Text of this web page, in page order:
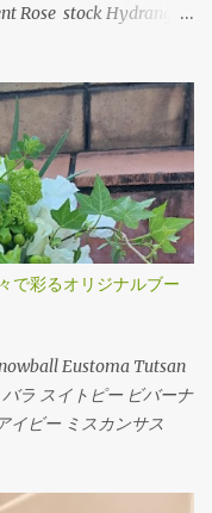
Rose stock Hydrangea
Oriental-
andromeda
リシアンサス アンスリ
Tulips Sweet
Jasmine Leather fan チ
ペリカム グリーンベル
Rose (Eve Piazze)
ピアチェ） シンフォ
Rose Carnation
バラ（イヴピア
キライ ハゴロモジャス
visnaga（Green
彩るオリジナルブー
Eustoma Tutsan
ラ スイトピー ビバーナ
イビー ミスカンサス